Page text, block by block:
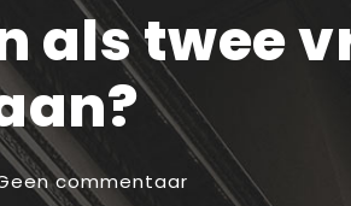
als twee
commentaar